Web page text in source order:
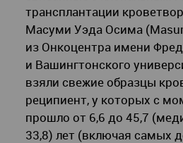
трансплантации
Масуми Уэда Осима
из Онкоцентра имени
и Вашингтонского
взяли свежие образцы
реципиент, у которых с
прошло от 6,6 до 45,7
33,8) лет (включая самых